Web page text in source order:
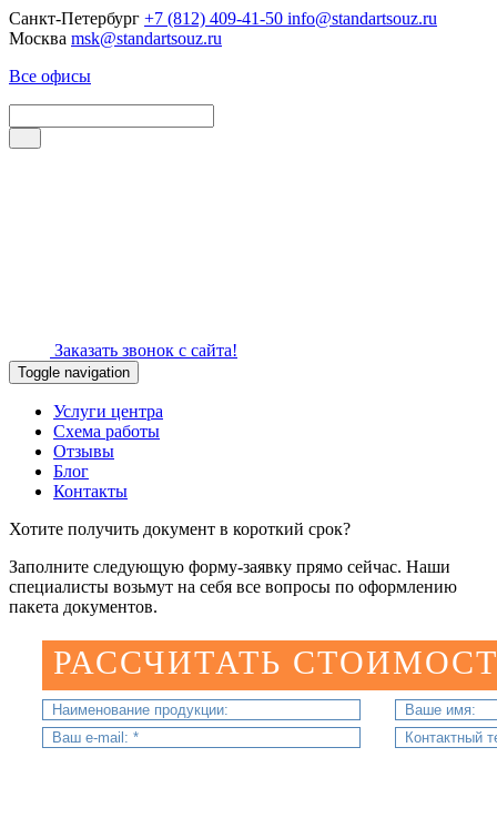
Санкт-Петербург +7 (812) 409-41-50 info@standartsouz.ru
Москва msk@standartsouz.ru
Все офисы
Заказать звонок с сайта!
Toggle navigation
Услуги центра
Схема работы
Отзывы
Блог
Контакты
Хотите получить документ в короткий срок?
Заполните следующую форму-заявку прямо сейчас. Наши
специалисты возьмут на себя все вопросы по оформлению
пакета документов.
РАССЧИТАТЬ